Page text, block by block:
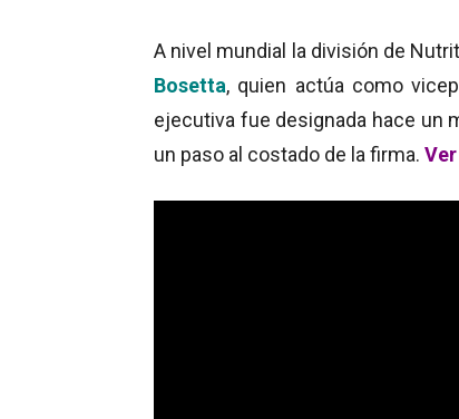
A nivel mundial la división de
Bosetta, quien actúa como
ejecutiva fue designada hace un
un paso al costado de la firma.